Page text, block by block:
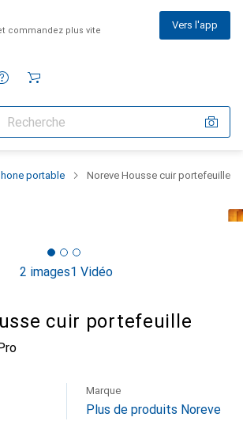
commandez plus vite Vers l'app
portable Noreve Housse cuir portefeuille
2 images1 Vidéo
cuir portefeuille
Marque
Plus de produits Noreve